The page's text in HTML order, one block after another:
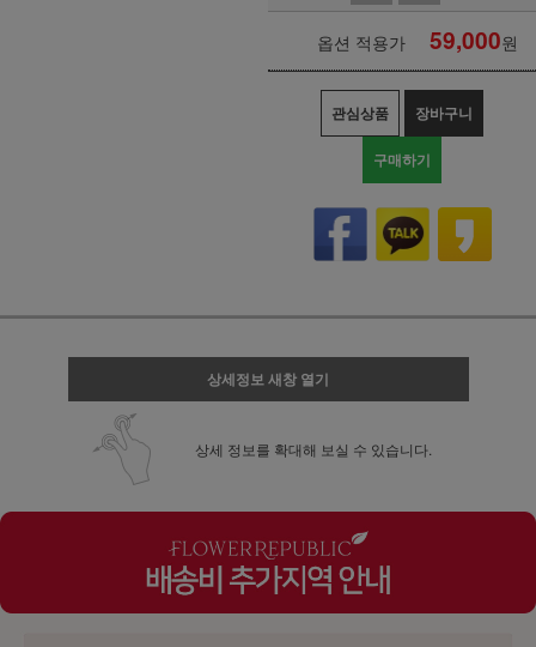
옵션 적용가 59,000원
관심상품 장바구니
구매하기
상세정보 새창 열기
상세 정보를 확대해 보실 수 있습니다.